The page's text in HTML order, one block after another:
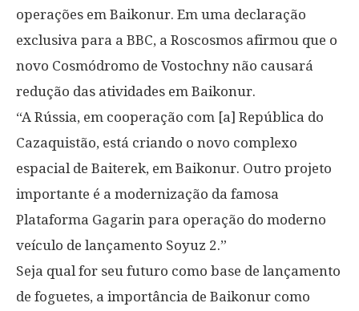
operações em Baikonur. Em uma declaração
exclusiva para a BBC, a Roscosmos afirmou que o
novo Cosmódromo de Vostochny não causará
redução das atividades em Baikonur.
“A Rússia, em cooperação com [a] República do
Cazaquistão, está criando o novo complexo
espacial de Baiterek, em Baikonur. Outro projeto
importante é a modernização da famosa
Plataforma Gagarin para operação do moderno
veículo de lançamento Soyuz 2.”
Seja qual for seu futuro como base de lançamento
de foguetes, a importância de Baikonur como